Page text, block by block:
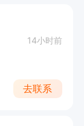
14小时前
去联系